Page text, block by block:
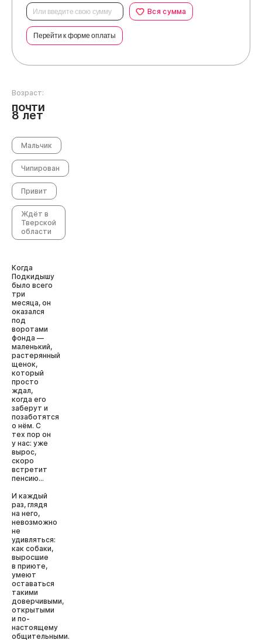
Вся сумма
Перейти к форме оплаты
Возраст:
почти
8 лет
Мальчик
Чипирован
Привит
Ждёт в
Тверской
области
Когда
Подкидышу
было всего
три
месяца, он
оказался
под
воротами
фонда —
маленький,
растерянный
щенок,
который
просто
ждал,
когда его
заберут и
позаботятся
о нём. С
тех пор он
у нас: уже
вырос,
скоро
встретит
пенсию...
И каждый
раз, глядя
на него,
невозможно
не
удивляться:
как собаки,
выросшие
в приюте,
умеют
оставаться
такими
доверчивыми,
открытыми
и по-
настоящему
общительными.